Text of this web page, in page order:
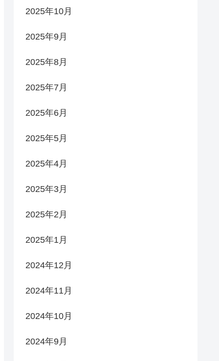
2025年10月
2025年9月
2025年8月
2025年7月
2025年6月
2025年5月
2025年4月
2025年3月
2025年2月
2025年1月
2024年12月
2024年11月
2024年10月
2024年9月